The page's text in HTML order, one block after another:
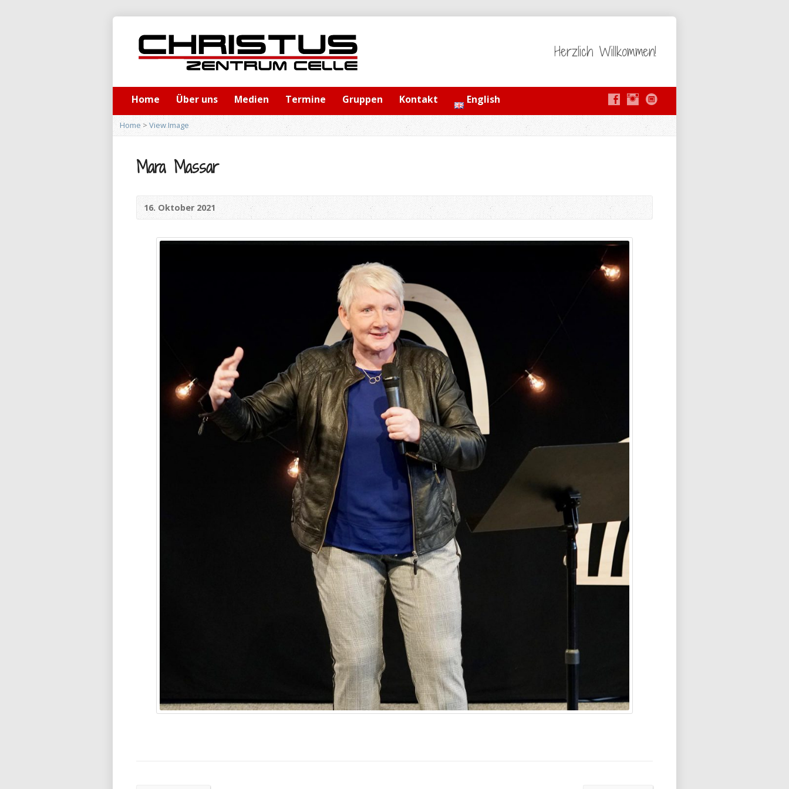
Herzlich Willkommen!
Home Über uns Medien Termine Gruppen Kontakt English
Home > View Image
Mara Massar
16. Oktober 2021